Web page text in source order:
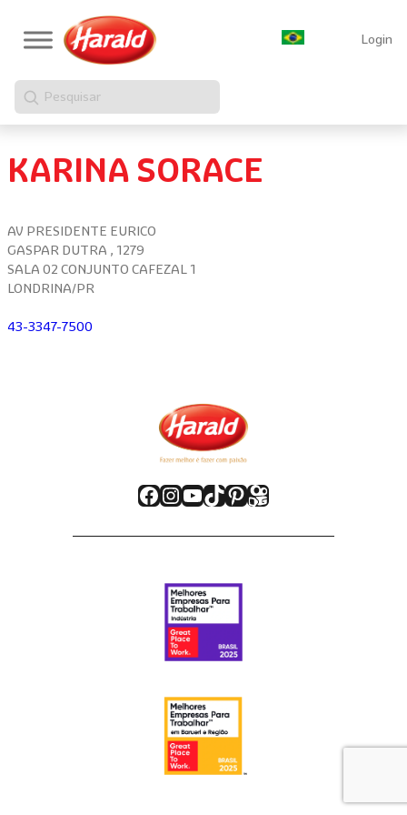
Login
Pesquisar
KARINA SORACE
AV PRESIDENTE EURICO
GASPAR DUTRA , 1279
SALA 02 CONJUNTO CAFEZAL 1
LONDRINA/PR
43-3347-7500
Facebook
Instagram
Youtube
TikTok
Pinterest
Kwai